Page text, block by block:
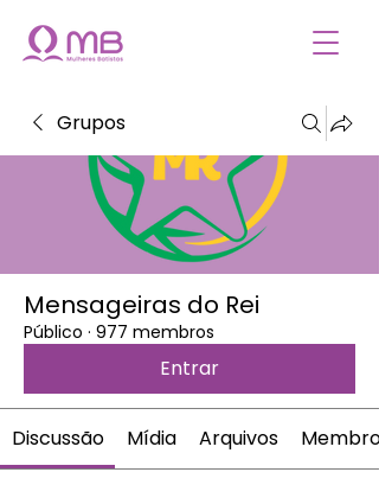
Grupos
Mensageiras do Rei
Público · 977 membros
Entrar
Discussão Mídia Arquivos Membros